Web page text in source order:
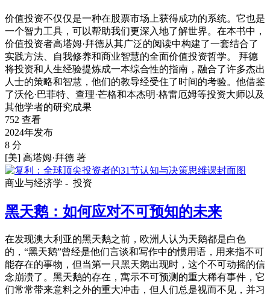
价值投资不仅仅是一种在股票市场上获得成功的系统。它也是
一个智力工具，可以帮助我们更深入地了解世界。在本书中，
价值投资者高塔姆·拜德从其广泛的阅读中构建了一套结合了
实践方法、自我修养和商业智慧的全面价值投资哲学。 拜德
将投资和人生经验提炼成一本综合性的指南，融合了许多杰出
人士的策略和智慧，他们的教导经受住了时间的考验。他借鉴
了沃伦·巴菲特、查理·芒格和本杰明·格雷厄姆等投资大师以及
其他学者的研究成果
752 查看
2024年发布
8 分
[美] 高塔姆·拜德 著
商业与经济学 - 投资
黑天鹅：如何应对不可预知的未来
在发现澳大利亚的黑天鹅之前，欧洲人认为天鹅都是白色
的，“黑天鹅”曾经是他们言谈和写作中的惯用语，用来指不可
能存在的事物，但当第一只黑天鹅出现时，这个不可动摇的信
念崩溃了。黑天鹅的存在，寓示不可预测的重大稀有事件，它
们常常带来意料之外的重大冲击，但人们总是视而不见，并习